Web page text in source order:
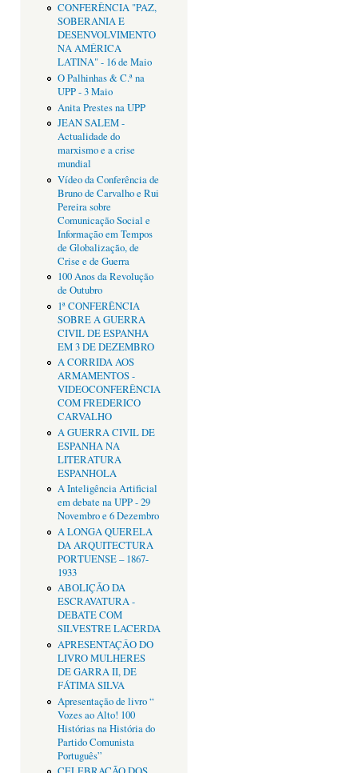
CONFERÊNCIA "PAZ,
SOBERANIA E
DESENVOLVIMENTO
NA AMÉRICA
LATINA" - 16 de Maio
O Palhinhas & C.ª na
UPP - 3 Maio
Anita Prestes na UPP
JEAN SALEM -
Actualidade do
marxismo e a crise
mundial
Vídeo da Conferência de
Bruno de Carvalho e Rui
Pereira sobre
Comunicação Social e
Informação em Tempos
de Globalização, de
Crise e de Guerra
100 Anos da Revolução
de Outubro
1ª CONFERÊNCIA
SOBRE A GUERRA
CIVIL DE ESPANHA
EM 3 DE DEZEMBRO
A CORRIDA AOS
ARMAMENTOS -
VIDEOCONFERÊNCIA
COM FREDERICO
CARVALHO
A GUERRA CIVIL DE
ESPANHA NA
LITERATURA
ESPANHOLA
A Inteligência Artificial
em debate na UPP - 29
Novembro e 6 Dezembro
A LONGA QUERELA
DA ARQUITECTURA
PORTUENSE – 1867-
1933
ABOLIÇÃO DA
ESCRAVATURA -
DEBATE COM
SILVESTRE LACERDA
APRESENTAÇÂO DO
LIVRO MULHERES
DE GARRA II, DE
FÁTIMA SILVA
Apresentação de livro “
Vozes ao Alto! 100
Histórias na História do
Partido Comunista
Português”